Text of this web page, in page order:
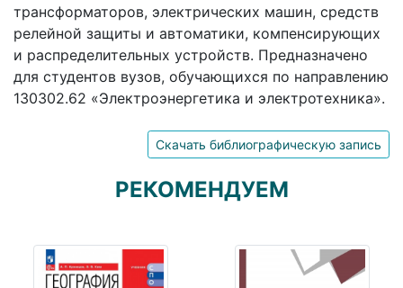
трансформаторов, электрических машин, средств
релейной защиты и автоматики, компенсирующих
и распределительных устройств. Предназначено
для студентов вузов, обучающихся по направлению
130302.62 «Электроэнергетика и электротехника».
Скачать библиографическую запись
РЕКОМЕНДУЕМ